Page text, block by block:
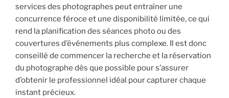
services des photographes peut entraîner une
concurrence féroce et une disponibilité limitée, ce qui
rend la planification des séances photo ou des
couvertures d’événements plus complexe. Il est donc
conseillé de commencer la recherche et la réservation
du photographe dès que possible pour s’assurer
d’obtenir le professionnel idéal pour capturer chaque
instant précieux.